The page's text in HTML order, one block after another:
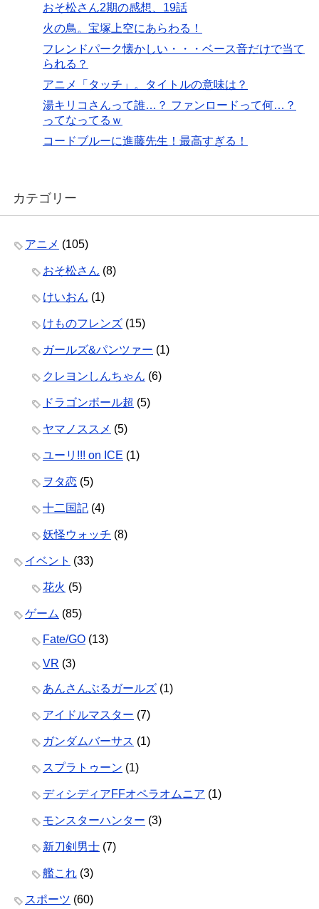
おそ松さん2期の感想、19話
火の鳥。宝塚上空にあらわる！
フレンドパーク懐かしい・・・ベース音だけで当て
られる？
アニメ「タッチ」。タイトルの意味は？
湯キリコさんって誰…？ ファンロードって何…？
ってなってるｗ
コードブルーに進藤先生！最高すぎる！
カテゴリー
アニメ (105)
おそ松さん (8)
けいおん (1)
けものフレンズ (15)
ガールズ&パンツァー (1)
クレヨンしんちゃん (6)
ドラゴンボール超 (5)
ヤマノススメ (5)
ユーリ!!! on ICE (1)
ヲタ恋 (5)
十二国記 (4)
妖怪ウォッチ (8)
イベント (33)
花火 (5)
ゲーム (85)
Fate/GO (13)
VR (3)
あんさんぶるガールズ (1)
アイドルマスター (7)
ガンダムバーサス (1)
スプラトゥーン (1)
ディシディアFFオペラオムニア (1)
モンスターハンター (3)
新刀剣男士 (7)
艦これ (3)
スポーツ (60)